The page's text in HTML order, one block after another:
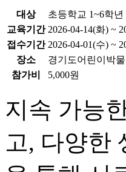
대상
초등학교 1~6학년
교육기간 2026-04-14(화) ~
접수기간 2026-04-01(수) ~
장소
경기도어린이박
참가비
5,000원
지속 가능
고, 다양한